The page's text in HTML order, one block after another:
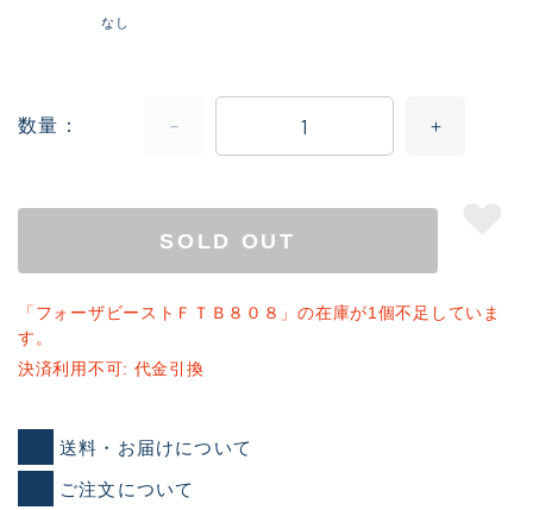
なし
数量
SOLD OUT
「フォーザビーストＦＴＢ８０８」の在庫が1個不足していま
す。
決済利用不可: 代金引換
送料・お届けについて
ご注文について